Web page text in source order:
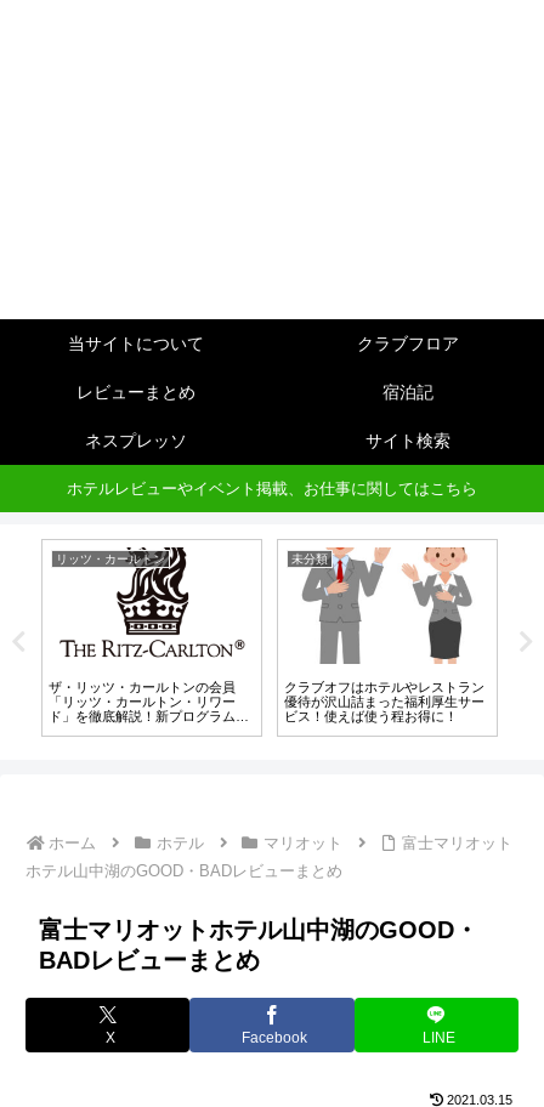
当サイトについて クラブフロア
レビューまとめ 宿泊記
ネスプレッソ サイト検索
ホテルレビューやイベント掲載、お仕事に関してはこちら
リッツ・カールトン
ザ・リッツ・カールトンの会員
「リッツ・カールトン・リワー
ド」を徹底解説！新プログラムに
未分類
クラブオフはホテルやレストラン
優待が沢山詰まった福利厚生サー
ビス！使えば使う程お得に！
ホーム ホテル マリオット
富士マリオット
ホテル山中湖のGOOD・BADレビューまとめ
富士マリオットホテル山中湖のGOOD・
BADレビューまとめ
X Facebook LINE
2021.03.15